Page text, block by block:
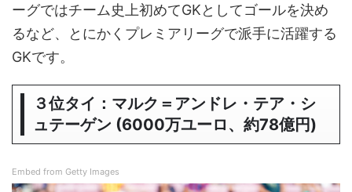
ーグではチーム史上初めてGKとしてゴールを決め
るなど、とにかくプレミアリーグで派手に活躍する
GKです。
３位タイ：マルク＝アンドレ・テア・シ
ュテーゲン (6000万ユーロ、約78億円)
Embed from Getty Images